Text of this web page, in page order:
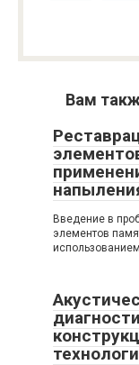
Вам
Введение в
элементов